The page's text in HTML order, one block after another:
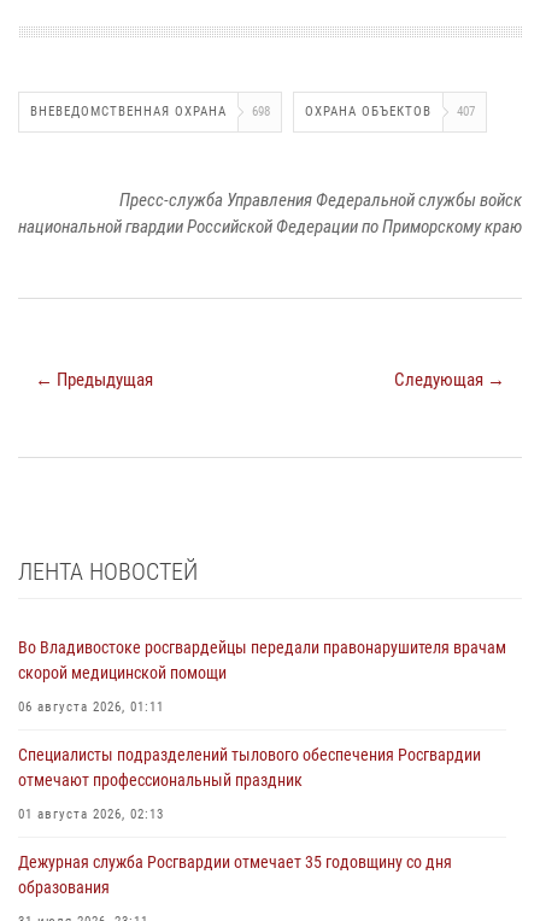
ВНЕВЕДОМСТВЕННАЯ ОХРАНА 698 ОХРАНА ОБЪЕКТОВ 407
Пресс-служба Управления Федеральной службы войск
национальной гвардии Российской Федерации по Приморскому краю
← Предыдущая Следующая →
ЛЕНТА НОВОСТЕЙ
Во Владивостоке росгвардейцы передали правонарушителя врачам
скорой медицинской помощи
06 августа 2026, 01:11
Специалисты подразделений тылового обеспечения Росгвардии
отмечают профессиональный праздник
01 августа 2026, 02:13
Дежурная служба Росгвардии отмечает 35 годовщину со дня
образования